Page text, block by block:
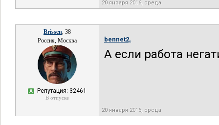
20 января 2016, среда
Brissen, 38
Россия, Москва
А Репутация: 32461
В отпуске
bennet2,
А если работа
20 января 2016, среда